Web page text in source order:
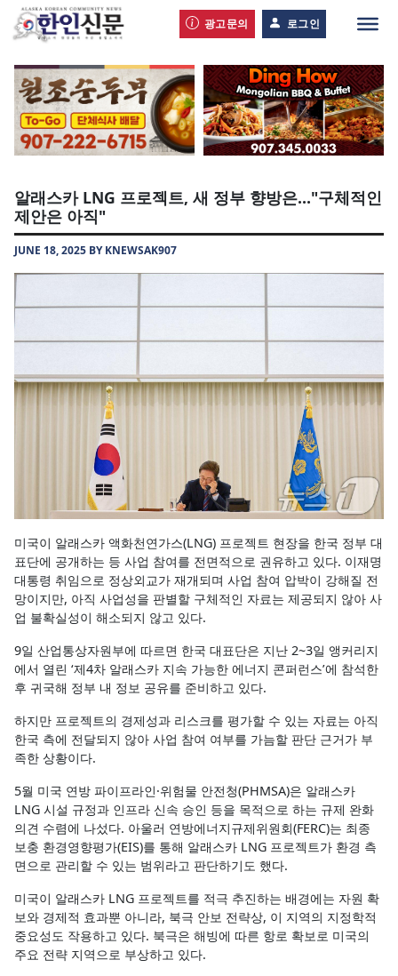
광고문의 로그인
알래스카 LNG 프로젝트, 새 정부 향방은…"구체적인
제안은 아직"
JUNE 18, 2025 BY KNEWSAK907
미국이 알래스카 액화천연가스(LNG) 프로젝트 현장을 한국 정부 대
표단에 공개하는 등 사업 참여를 전면적으로 권유하고 있다. 이재명
대통령 취임으로 정상외교가 재개되며 사업 참여 압박이 강해질 전
망이지만, 아직 사업성을 판별할 구체적인 자료는 제공되지 않아 사
업 불확실성이 해소되지 않고 있다.
9일 산업통상자원부에 따르면 한국 대표단은 지난 2~3일 앵커리지
에서 열린 ‘제4차 알래스카 지속 가능한 에너지 콘퍼런스’에 참석한
후 귀국해 정부 내 정보 공유를 준비하고 있다.
하지만 프로젝트의 경제성과 리스크를 평가할 수 있는 자료는 아직
한국 측에 전달되지 않아 사업 참여 여부를 가늠할 판단 근거가 부
족한 상황이다.
5월 미국 연방 파이프라인·위험물 안전청(PHMSA)은 알래스카
LNG 시설 규정과 인프라 신속 승인 등을 목적으로 하는 규제 완화
의견 수렴에 나섰다. 아울러 연방에너지규제위원회(FERC)는 최종
보충 환경영향평가(EIS)를 통해 알래스카 LNG 프로젝트가 환경 측
면으로 관리할 수 있는 범위라고 판단하기도 했다.
미국이 알래스카 LNG 프로젝트를 적극 추진하는 배경에는 자원 확
보와 경제적 효과뿐 아니라, 북극 안보 전략상, 이 지역의 지정학적
중요성도 작용하고 있다. 북극은 해빙에 따른 항로 확보로 미국의
주요 전략 지역으로 부상하고 있다.